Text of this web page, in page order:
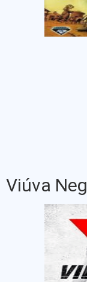
Viúva